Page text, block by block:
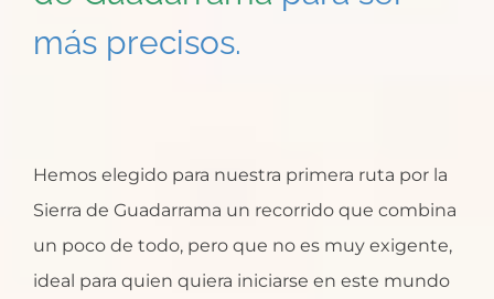
más precisos.
Hemos elegido para nuestra primera ruta por la
Sierra de Guadarrama un recorrido que combina
un poco de todo, pero que no es muy exigente,
ideal para quien quiera iniciarse en este mundo